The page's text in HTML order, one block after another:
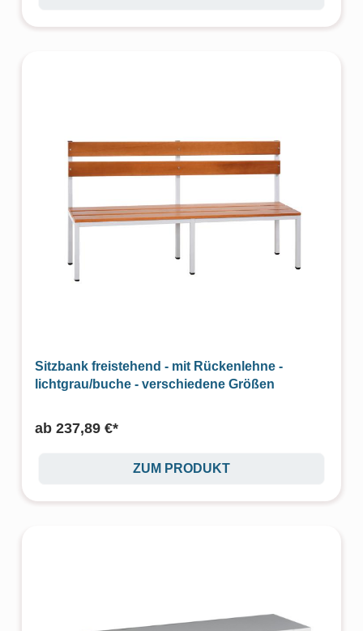
Sitzbank freistehend - mit Rückenlehne -
lichtgrau/buche - verschiedene Größen
ab 237,89 €*
ZUM PRODUKT